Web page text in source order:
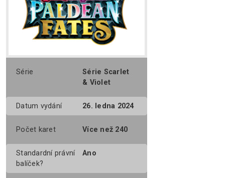
Série
Série Scarlet
& Violet
Datum vydání 26. ledna 2024
Počet karet Více než 240
Standardní právní
balíček?
Ano